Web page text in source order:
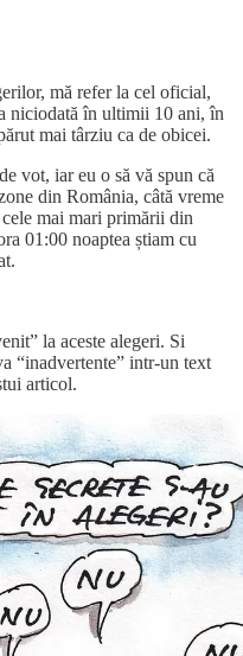
mă refer la cel oficial,
niciodată în ultimii 10 ani, în
mai târziu ca de obicei.
vot, iar eu o să vă spun că
din România, câtă vreme
mai mari primării din
01:00 noaptea știam cu
la aceste alegeri. Si
“inadvertente” intr-un text
articol.